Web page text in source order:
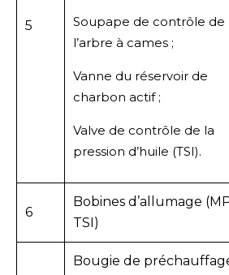
5
Soupape de contrôle de
l’arbre à cames ;
Vanne du réservoir de
charbon actif ;
Valve de contrôle de la
pression d’huile (TSI).
6
Bobines d’allumage
TSI)
Bougie de